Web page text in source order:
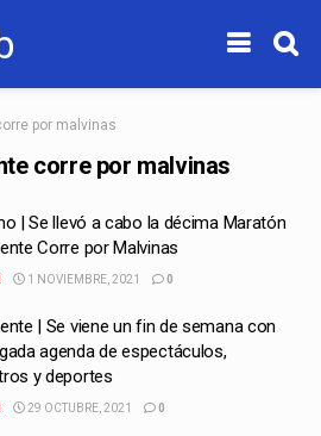
por malvinas
corre por malvinas
| Se llevó a cabo la décima Maratón
Corre por Malvinas
1 NOVIEMBRE, 2021 0
| Se viene un fin de semana con
agenda de espectáculos,
y deportes
29 OCTUBRE, 2021 0